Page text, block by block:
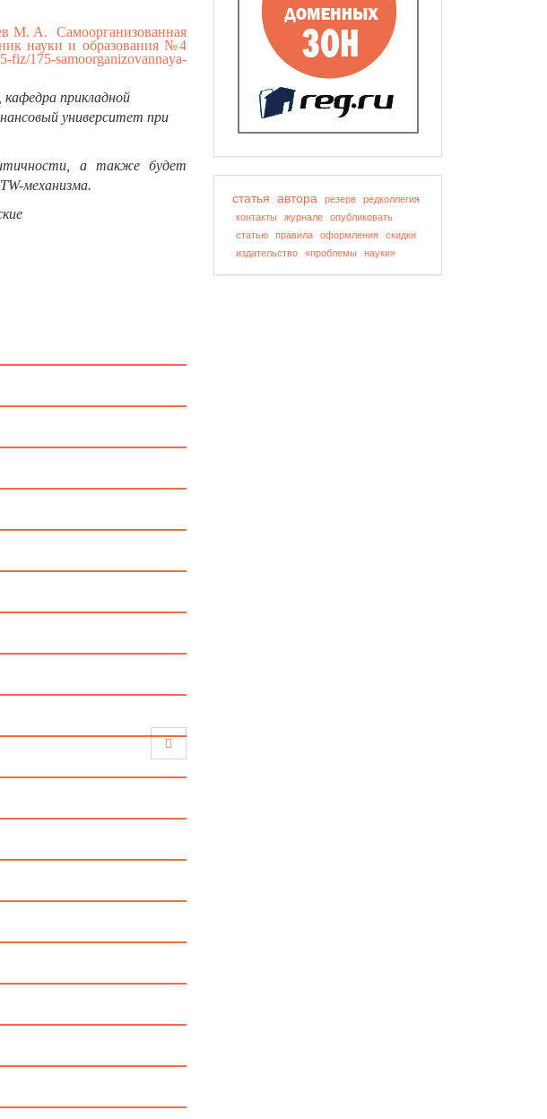
М. А. Самоорганизованная
науки и образования №4
fiz/175-samoorganizovannaya-
кафедра прикладной
университет при
а также будет
механизма.
статья автора резерв
редколлегия
контакты
журнале
опубликовать
статью
правила оформления
скидки
издательство
«проблемы науки»